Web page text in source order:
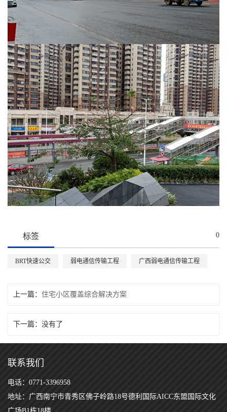
标签 0
BRT快速公交 弱电通信传输工程 广西弱电通信传输工程
上一篇： 住宅小区覆盖综合解决方案
下一篇： 没有了
联系我们
电话：0771-3396958
地址：广西南宁市青秀区佛子岭路18号德利国际AICC东盟国际文化